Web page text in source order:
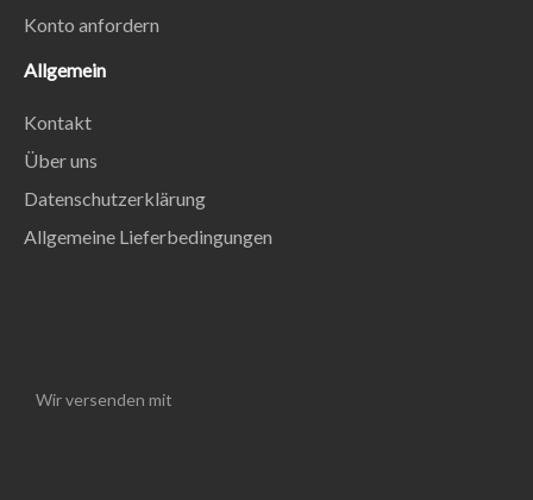
Konto anfordern
Allgemein
Kontakt
Über uns
Datenschutzerklärung
Allgemeine Lieferbedingungen
Wir versenden mit